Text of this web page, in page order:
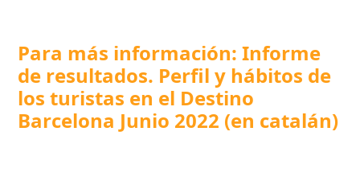
Para más información: Informe
de resultados. Perfil y hábitos de
los turistas en el Destino
Barcelona Junio 2022 (en catalán)